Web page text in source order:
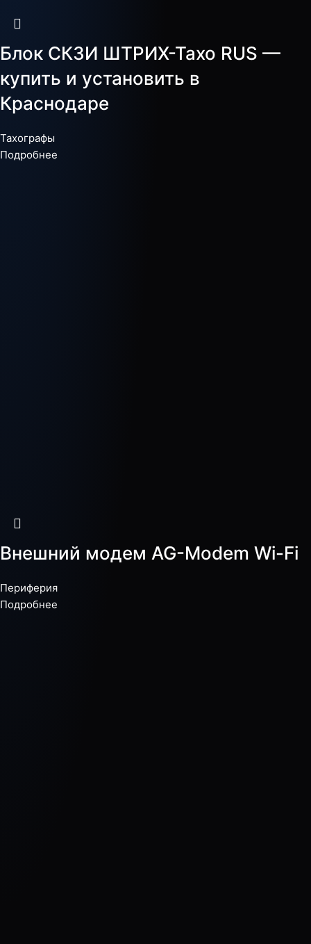
Блок СКЗИ ШТРИХ-Тахо RUS —
купить и установить в
Краснодаре
Тахографы
Подробнее
Внешний модем AG-Modem Wi-Fi
Периферия
Подробнее